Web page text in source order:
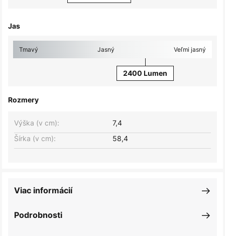
Jas
Tmavý Jasný Veľmi jasný
2400 Lumen
Rozmery
Šírka (v cm): 58,4
Výška (v cm): 7,4
Podrobnosti
Viac informácií